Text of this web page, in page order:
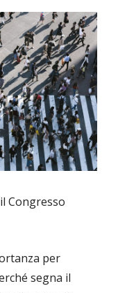
Congresso
per
segna il